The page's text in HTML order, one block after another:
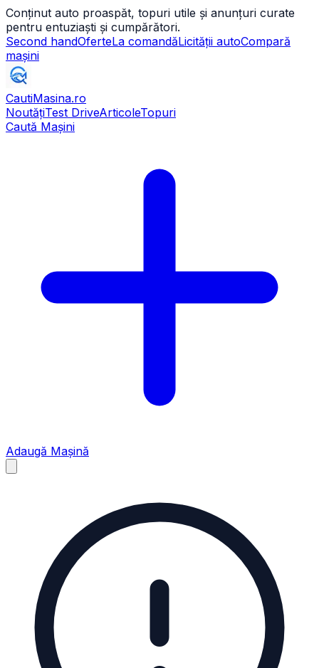
Conținut auto proaspăt, topuri utile și anunțuri curate
pentru entuziaști și cumpărători.
Second handOferteLa comandăLicității autoCompară
mașini
CautiMasina.ro
NoutățiTest DriveArticoleTopuri
Caută Mașini
Adaugă Mașină